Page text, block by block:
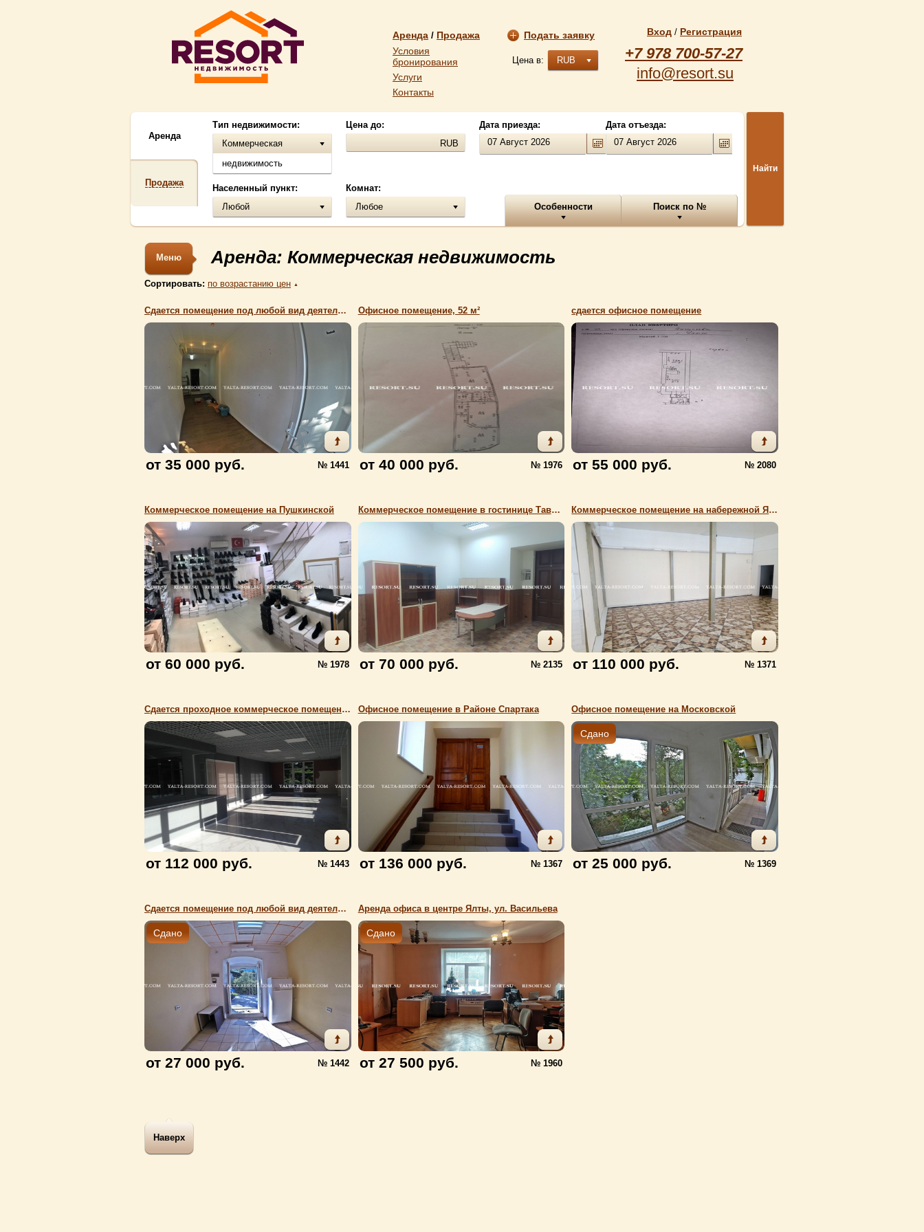
Аренда / Продажа
Условия
бронирования
Услуги
Контакты
Подать заявку
Цена в: RUB
Вход / Регистрация
+7 978 700-57-27
info@resort.su
Аренда
Продажа
Тип недвижимости:
Коммерческая
недвижимость
Цена до:
RUB
Дата приезда: Дата отъезда:
Населенный пункт:
Любой
Комнат:
Любое
Особенности Поиск по №
Найти
Меню Аренда: Коммерческая недвижимость
Наверх
Сортировать: по возрастанию цен ▲
Сдается помещение под любой вид деятельности
от 35 000 руб. № 1441
Офисное помещение, 52 м²
от 40 000 руб. № 1976
сдается офисное помещение
от 55 000 руб. № 2080
Коммерческое помещение на Пушкинской
от 60 000 руб. № 1978
Коммерческое помещение в гостинице Таврида
от 70 000 руб. № 2135
Коммерческое помещение на набережной Ялты
от 110 000 руб. № 1371
Сдается проходное коммерческое помещение
от 112 000 руб. № 1443
Офисное помещение в Районе Спартака
от 136 000 руб. № 1367
Офисное помещение на Московской
Сдано
от 25 000 руб. № 1369
Сдается помещение под любой вид деятельности
Сдано
от 27 000 руб. № 1442
Аренда офиса в центре Ялты, ул. Васильева
Сдано
от 27 500 руб. № 1960